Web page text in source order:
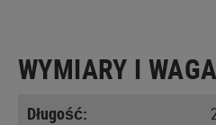
WYMIARY I
Długość: